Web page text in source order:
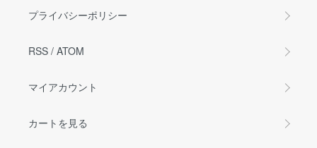
プライバシーポリシー
RSS / ATOM
マイアカウント
カートを見る